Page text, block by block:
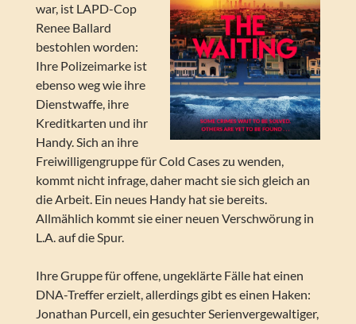
war, ist LAPD-Cop
Renee Ballard
bestohlen worden:
Ihre Polizeimarke ist
ebenso weg wie ihre
Dienstwaffe, ihre
Kreditkarten und ihr
Handy. Sich an ihre
Freiwilligengruppe für Cold Cases zu wenden,
kommt nicht infrage, daher macht sie sich gleich an
die Arbeit. Ein neues Handy hat sie bereits.
Allmählich kommt sie einer neuen Verschwörung in
L.A. auf die Spur.
Ihre Gruppe für offene, ungeklärte Fälle hat einen
DNA-Treffer erzielt, allerdings gibt es einen Haken:
Jonathan Purcell, ein gesuchter Serienvergewaltiger,